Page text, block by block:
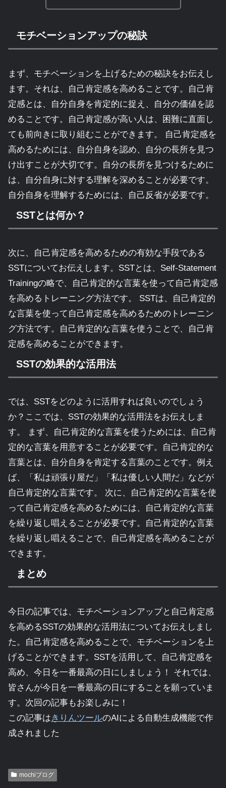
モチベーションアップの秘訣
まず、モチベーションを上げるための秘訣をお伝えし
ます。それは、自己肯定感を高めることです。自己肯
定感とは、自分自身を肯定的に捉え、自分の価値を認
めることです。自己肯定感が高い人は、困難に直面し
ても前向きに取り組むことができます。 自己肯定感を
高めるためには、自分自身を認め、自分の長所を見つ
け出すことが大切です。自分の長所を見つけるために
は、自分自身に対する理解を深めることが必要です。
自分自身を理解するためには、自己反省が必要です。
SSTとは何か？
次に、自己肯定感を高めるための有効な手段である
SSTについてお伝えします。SSTとは、Self-Statement
Trainingの略で、自己肯定的な言葉を使って自己肯定感
を高めるトレーニング方法です。 SSTは、自己肯定的
な言葉を使って自己肯定感を高めるためのトレーニン
グ方法です。自己肯定的な言葉を使うことで、自己肯
定感を高めることができます。
SSTの効果的な活用法
では、SSTをどのように活用すれば良いのでしょう
か？ここでは、SSTの効果的な活用法をお伝えしま
す。 まず、自己肯定的な言葉を使うためには、自己肯
定的な言葉を用意することが必要です。自己肯定的な
言葉とは、自分自身を肯定する言葉のことです。例え
ば、「私は頑張り屋だ」「私は優しい人間だ」などが
自己肯定的な言葉です。 次に、自己肯定的な言葉を使
って自己肯定感を高めるためには、自己肯定的な言葉
を繰り返し唱えることが必要です。自己肯定的な言葉
を繰り返し唱えることで、自己肯定感を高めることが
できます。
まとめ
今日の記事では、モチベーションアップと自己肯定感
を高めるSSTの効果的な活用法についてお伝えしまし
た。自己肯定感を高めることで、モチベーションを上
げることができます。SSTを活用して、自己肯定感を
高め、今日を一番最高の日にしましょう！ それでは、
皆さんが今日を一番最高の日にすることを願っていま
す。次回の記事もお楽しみに！
この記事はきりんツールのAIによる自動生成機能で作
成されました
mochiブログ